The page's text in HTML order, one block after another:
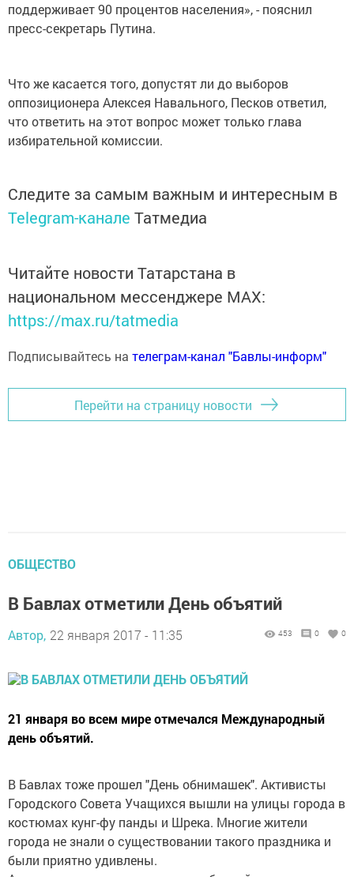
поддерживает 90 процентов населения», - пояснил
пресс-секретарь Путина.
Что же касается того, допустят ли до выборов
оппозиционера Алексея Навального, Песков ответил,
что ответить на этот вопрос может только глава
избирательной комиссии.
Следите за самым важным и интересным в
Telegram-канале Татмедиа
Читайте новости Татарстана в
национальном мессенджере MАХ:
https://max.ru/tatmedia
Подписывайтесь на телеграм-канал "Бавлы-информ"
Перейти на страницу новости
ОБЩЕСТВО
В Бавлах отметили День объятий
Автор, 22 января 2017 - 11:35 453 0 0
21 января во всем мире отмечался Международный
день объятий.
В Бавлах тоже прошел "День обнимашек". Активисты
Городского Совета Учащихся вышли на улицы города в
костюмах кунг-фу панды и Шрека. Многие жители
города не знали о существовании такого праздника и
были приятно удивлены.